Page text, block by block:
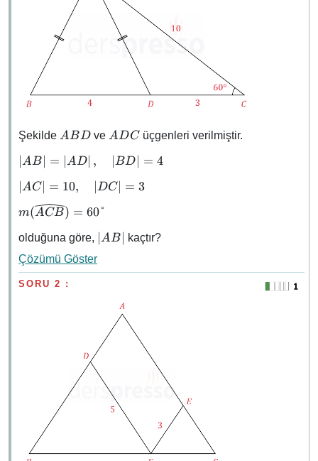
Şekilde ABD
ABD ve ADC
ADC üçgenleri verilmiştir.
\abs{AB}
\abs{AD},
\quad
\abs{BD}
= 4
∣AB∣ = ∣AD∣ , ∣BD∣ = 4
\abs{AC}
= 10,
\quad
\abs{DC}
= 3
∣AC∣ = 10, ∣DC∣ = 3
m(\widehat{ACB})
m(ACB) = 60°
olduğuna göre, \abs{AB}
AB
kaçtır?
Çözümü Göster
SORU 2 :